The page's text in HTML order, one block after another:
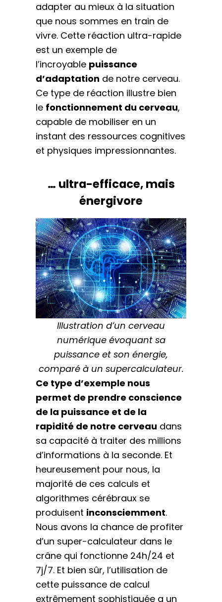
adapter au mieux à la situation
que nous sommes en train de
vivre. Cette réaction ultra-rapide
est un exemple de
l’incroyable puissance
d’adaptation de notre cerveau.
Ce type de réaction illustre bien
le fonctionnement du cerveau,
capable de mobiliser en un
instant des ressources cognitives
et physiques impressionnantes.
… ultra-efficace, mais
énergivore
Illustration d’un cerveau
numérique évoquant sa
puissance et son énergie,
comparé à un supercalculateur.
Ce type d’exemple nous
permet de prendre conscience
de la puissance et de la
rapidité de notre cerveau dans
sa capacité à traiter des millions
d’informations à la seconde. Et
heureusement pour nous, la
majorité de ces calculs et
algorithmes cérébraux se
produisent inconsciemment.
Nous avons la chance de profiter
d’un super-calculateur dans le
crâne qui fonctionne 24h/24 et
7j/7. Et bien sûr, l’utilisation de
cette puissance de calcul
extrêmement sophistiquée a un